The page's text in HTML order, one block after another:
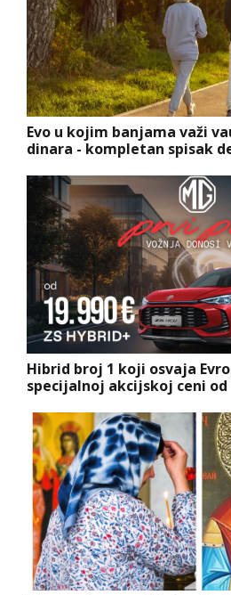
Evo u kojim banjama važi
dinara - kompletan spisak
Hibrid broj 1 koji osvaja
specijalnoj akcijskoj ceni od